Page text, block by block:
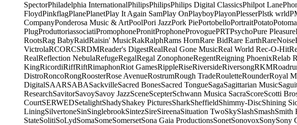
SpectorPhiladelphia InternationalPhilipsPhilipsPhilips Digital ClassicsPhilpot Lane
FloydPinkflagPlanePlanetPlay It Again SamPlay OnPlayboyPlayonPlesserPlstk wrld
CompanyPonderosa Music & ArtPoolPori JazzPork PiePortobelloPortraitPotato
PlugProduttoriassociatiPromophonePronitProphoneProvoguePRTPsychoPure Pleasure
RootsRag BabyRaidRaisin' MusicRakRalphRams HornRare BidRare EarthRareNoise
VictrolaRCORCSRDMReader's DigestRealReal Gone MusicReal World Rec-O-Hit
RealReflection NebulaRefugeRegalRegal ZonophoneRegentReigning PhoenixRelab
KingRicordiRiffRiftRimaphonRiot GamesRippleRiseRiversideRiversongRKM
DistroRoncoRongRoosterRose AvenueRostrumRough TradeRouletteRounderRoyal
DigitalSAARSABASackvilleSacred BonesSacred TongueSagaSagittarian Music
ResearchSavitorSavoySavoy JazzSceneScepterSchwann Musica SacraScoreScotti
CourtSERWEDSetalightShadyShakey PicturesSharkSheffieldShimmy-DiscShining
LiningSilvertoneSinSinglebrookSintezSireSireenaSituation TwoSkySlashSmashSmith
StateSolitiSoLydSomaSomeSomersetSona Gaia ProductionsSonetSonovoxSonySony